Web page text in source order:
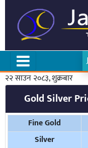
२२ साउन २०८३, शुक्रबार
Gold Silver
Fine Gold
Silver